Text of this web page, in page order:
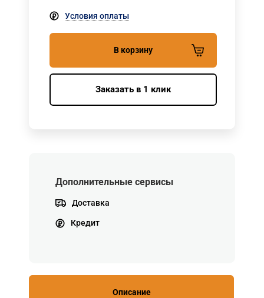
Условия оплаты
В корзину
Заказать в 1 клик
Дополнительные сервисы
Доставка
Кредит
Описание